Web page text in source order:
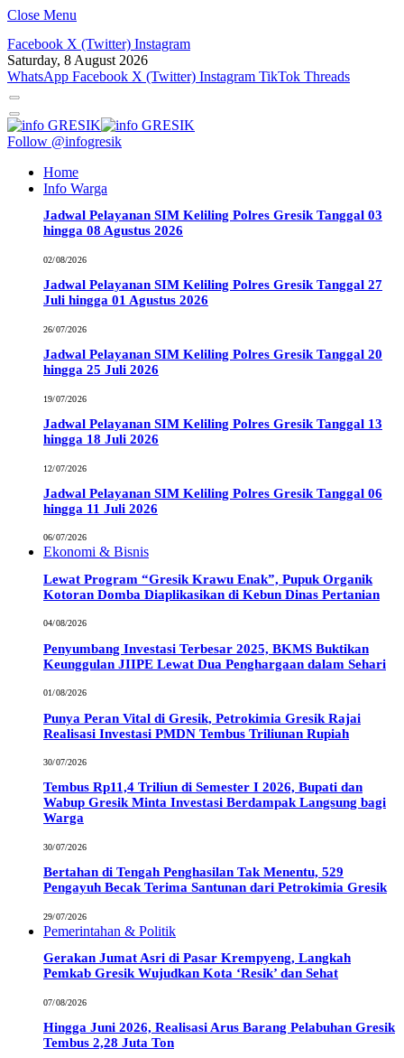
Close Menu
Facebook X (Twitter) Instagram
Saturday, 8 August 2026
WhatsApp Facebook X (Twitter) Instagram TikTok Threads
Follow @infogresik
Home
Info Warga
Jadwal Pelayanan SIM Keliling Polres Gresik Tanggal 03
hingga 08 Agustus 2026
02/08/2026
Jadwal Pelayanan SIM Keliling Polres Gresik Tanggal 27
Juli hingga 01 Agustus 2026
26/07/2026
Jadwal Pelayanan SIM Keliling Polres Gresik Tanggal 20
hingga 25 Juli 2026
19/07/2026
Jadwal Pelayanan SIM Keliling Polres Gresik Tanggal 13
hingga 18 Juli 2026
12/07/2026
Jadwal Pelayanan SIM Keliling Polres Gresik Tanggal 06
hingga 11 Juli 2026
06/07/2026
Ekonomi & Bisnis
Lewat Program “Gresik Krawu Enak”, Pupuk Organik
Kotoran Domba Diaplikasikan di Kebun Dinas Pertanian
04/08/2026
Penyumbang Investasi Terbesar 2025, BKMS Buktikan
Keunggulan JIIPE Lewat Dua Penghargaan dalam Sehari
01/08/2026
Punya Peran Vital di Gresik, Petrokimia Gresik Rajai
Realisasi Investasi PMDN Tembus Triliunan Rupiah
30/07/2026
Tembus Rp11,4 Triliun di Semester I 2026, Bupati dan
Wabup Gresik Minta Investasi Berdampak Langsung bagi
Warga
30/07/2026
Bertahan di Tengah Penghasilan Tak Menentu, 529
Pengayuh Becak Terima Santunan dari Petrokimia Gresik
29/07/2026
Pemerintahan & Politik
Gerakan Jumat Asri di Pasar Krempyeng, Langkah
Pemkab Gresik Wujudkan Kota ‘Resik’ dan Sehat
07/08/2026
Hingga Juni 2026, Realisasi Arus Barang Pelabuhan Gresik
Tembus 2,28 Juta Ton